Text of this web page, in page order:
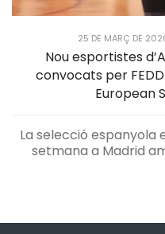
25 DE MARÇ DE
Nou esportistes
convocats per
European
La selecció
setmana a Madrid